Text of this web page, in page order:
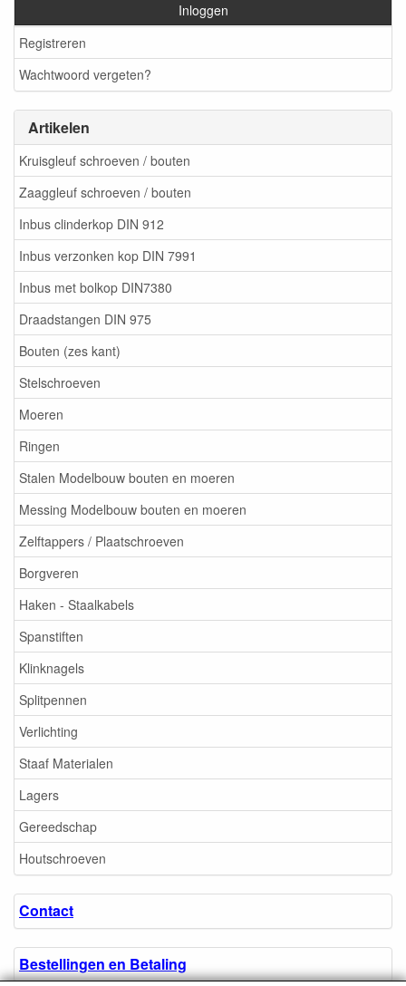
Inloggen
Registreren
Wachtwoord vergeten?
Artikelen
Kruisgleuf schroeven / bouten
Zaaggleuf schroeven / bouten
Inbus clinderkop DIN 912
Inbus verzonken kop DIN 7991
Inbus met bolkop DIN7380
Draadstangen DIN 975
Bouten (zes kant)
Stelschroeven
Moeren
Ringen
Stalen Modelbouw bouten en moeren
Messing Modelbouw bouten en moeren
Zelftappers / Plaatschroeven
Borgveren
Haken - Staalkabels
Spanstiften
Klinknagels
Splitpennen
Verlichting
Staaf Materialen
Lagers
Gereedschap
Houtschroeven
Contact
Bestellingen en Betaling